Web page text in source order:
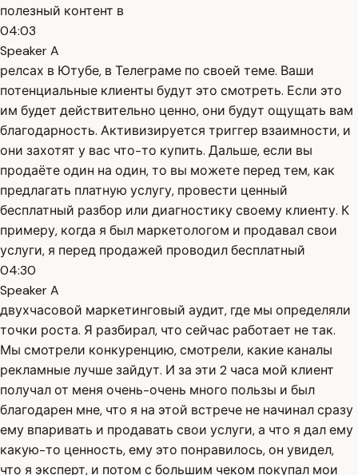
полезный контент в
04:03
Speaker A
релсах в Ютубе, в Телеграме по своей теме. Ваши
потенциальные клиенты будут это смотреть. Если это
им будет действительно ценно, они будут ощущать вам
благодарность. Активизируется триггер взаимности, и
они захотят у вас что-то купить. Дальше, если вы
продаёте один на один, то вы можете перед тем, как
предлагать платную услугу, провести ценный
бесплатный разбор или диагностику своему клиенту. К
примеру, когда я был маркетологом и продавал свои
услуги, я перед продажей проводил бесплатный
04:30
Speaker A
двухчасовой маркетинговый аудит, где мы определяли
точки роста. Я разбирал, что сейчас работает не так.
Мы смотрели конкуренцию, смотрели, какие каналы
рекламные лучше зайдут. И за эти 2 часа мой клиент
получал от меня очень-очень много пользы и был
благодарен мне, что я на этой встрече не начинал сразу
ему впаривать и продавать свои услуги, а что я дал ему
какую-то ценность, ему это понравилось, он увидел,
что я эксперт, и потом с большим чеком покупал мои